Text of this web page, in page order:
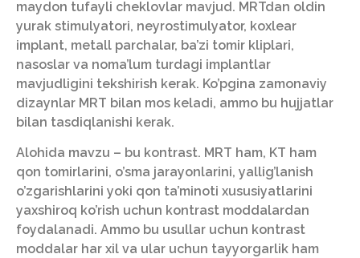
maydon tufayli cheklovlar mavjud. MRTdan oldin
yurak stimulyatori, neyrostimulyator, koxlear
implant, metall parchalar, ba’zi tomir kliplari,
nasoslar va noma’lum turdagi implantlar
mavjudligini tekshirish kerak. Ko’pgina zamonaviy
dizaynlar MRT bilan mos keladi, ammo bu hujjatlar
bilan tasdiqlanishi kerak.
Alohida mavzu – bu kontrast. MRT ham, KT ham
qon tomirlarini, o’sma jarayonlarini, yallig’lanish
o’zgarishlarini yoki qon ta’minoti xususiyatlarini
yaxshiroq ko’rish uchun kontrast moddalardan
foydalanadi. Ammo bu usullar uchun kontrast
moddalar har xil va ular uchun tayyorgarlik ham